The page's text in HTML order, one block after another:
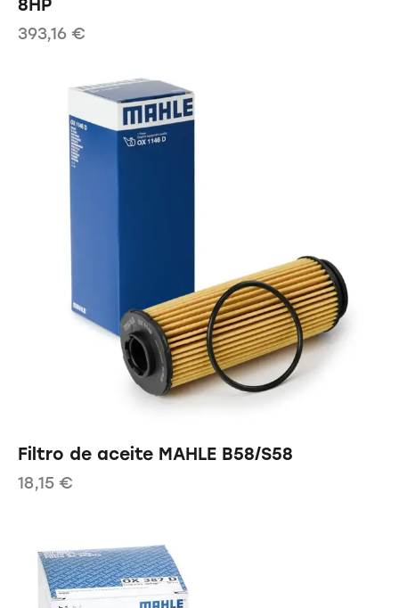
8HP
393,16 €
Filtro de aceite MAHLE B58/S58
18,15 €